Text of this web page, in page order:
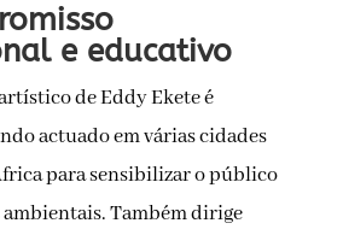
e educativo
de Eddy Ekete é
actuado em várias cidades
para sensibilizar o público
ambientais. Também dirige